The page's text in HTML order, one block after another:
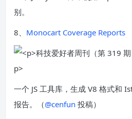
别。
8、 Monocart Coverage Reports
一个 JS 工具库，生成 V8 格式和
报告。（@cenfun 投稿）